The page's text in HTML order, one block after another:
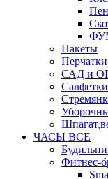
Пакеты
Перчатки
САД и
ЧАСЫ ВСЕ
Фитнес-